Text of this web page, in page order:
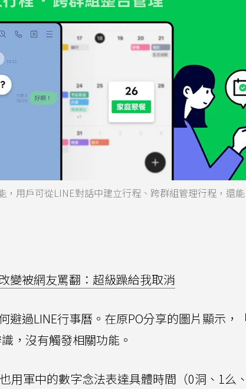
用戶可從LINE對話中建立行程、跨群組管理行程，還
變被網友罵翻：超級躁給我取消
避過LINE行事曆。在原PO分享的圖片顯示，
，沒有觸發相關功能。
用軍中的數字念法表達具體時間（0洞、1么